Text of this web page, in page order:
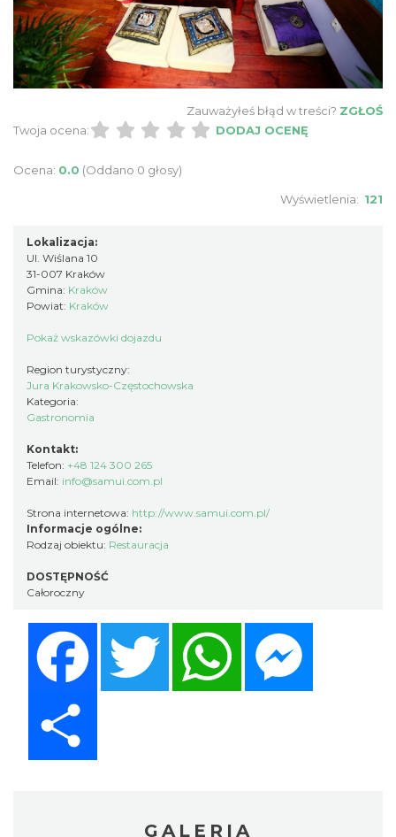
Zauważyłeś błąd w treści? ZGŁOŚ
Twoja ocena:
DODAJ OCENĘ
Ocena: 0.0 (Oddano 0 głosy)
Wyświetlenia: 121
Lokalizacja:
Ul. Wiślana 10
31-007 Kraków
Gmina: Kraków
Powiat: Kraków
Pokaż wskazówki dojazdu
Region turystyczny:
Jura Krakowsko-Częstochowska
Kategoria:
Gastronomia
Kontakt:
Telefon: +48 124 300 265
Email: info@samui.com.pl
Strona internetowa: http://www.samui.com.pl/
Informacje ogólne:
Rodzaj obiektu: Restauracja
DOSTĘPNOŚĆ
Całoroczny
Twitter
GALERIA